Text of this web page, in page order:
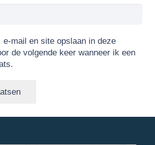
e-mail en site opslaan in deze
de volgende keer wanneer ik een